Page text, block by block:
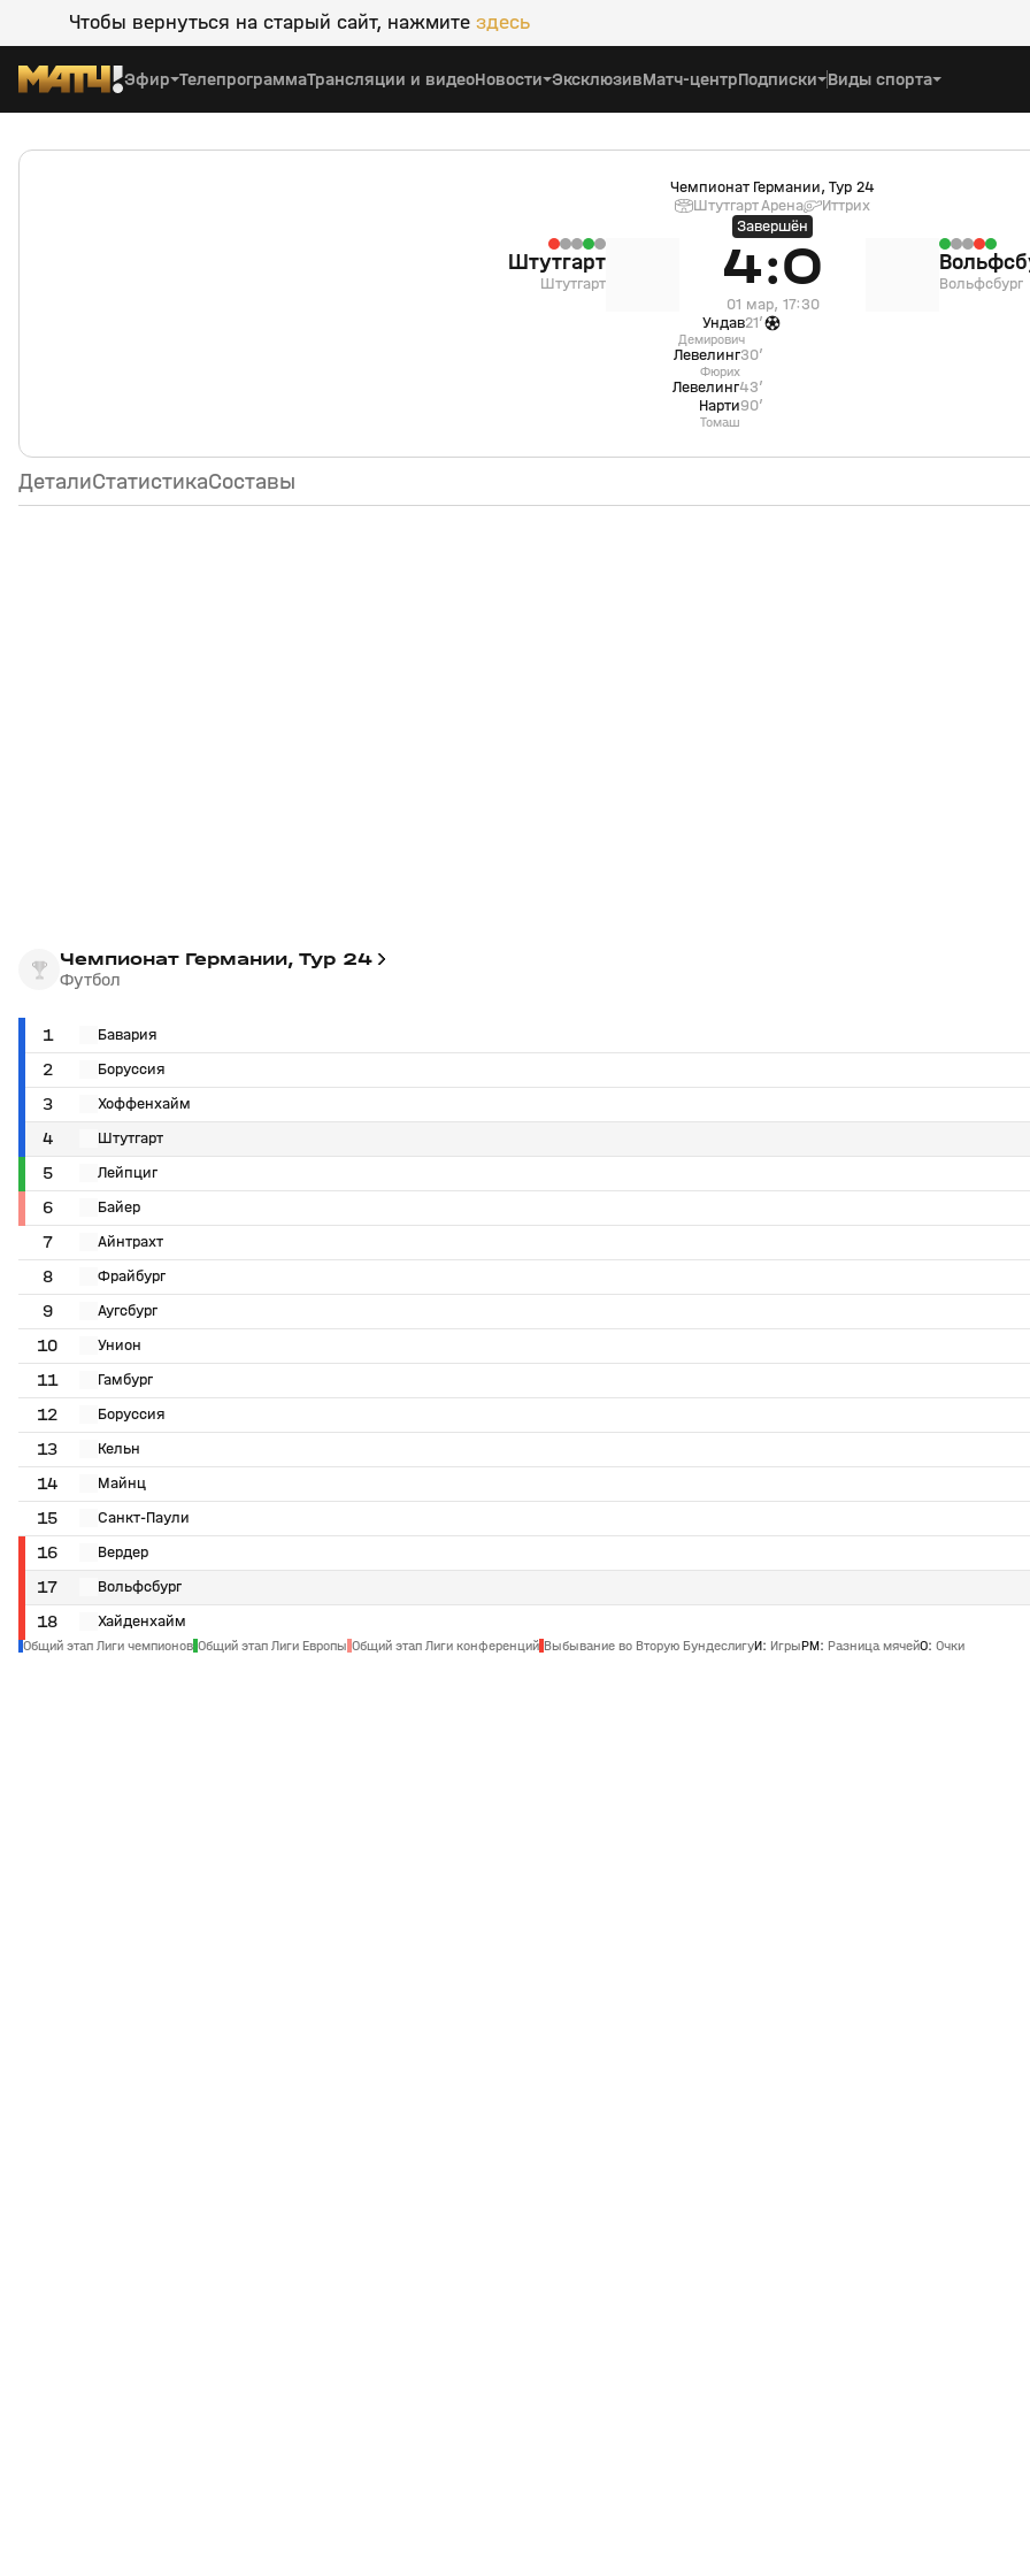
Чтобы вернуться на старый сайт, нажмите здесь
Эфир ТелепрограммаТрансляции и видеоНовости ЭксклюзивМатч-центрПодписки Виды спорта
Чемпионат Германии, Тур 24
Штутгарт Арена
Иттрих
Штутгарт
Штутгарт
Завершён
4:0
01 мар, 17:30
Вольфсбург
Ундав
Демирович
21’
Левелинг
Фюрих
30’
Левелинг43’
Нарти
Томаш
90’
Детали Статистика Составы
Чемпионат Германии, Тур 24
Футбол
1 Бавария
2
Боруссия
3
Хоффенхайм
4
Штутгарт
5
Лейпциг
6
Байер
7
Айнтрахт
8
Фрайбург
9
Аугсбург
10
Унион
11
Гамбург
12
Боруссия
13
Кельн
14
Майнц
15
Санкт-Паули
16
Вердер
17
Вольфсбург
18
Хайденхайм
Общий этап Лиги чемпионов Общий этап Лиги Европы Общий этап Лиги конференций Выбывание во Вторую БундеслигуИ: ИгрыРМ: Разница мячейО: Очки